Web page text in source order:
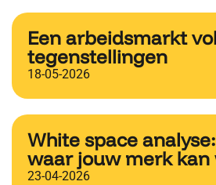
Een arbeidsmarkt vol
tegenstellingen
18-05-2026
White space
waar jouw merk kan
23-04-2026